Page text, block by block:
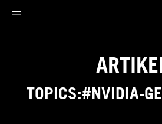
TOPICS:#NVIDIA-